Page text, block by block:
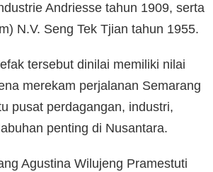
Andriesse tahun 1909, serta
N.V. Seng Tek Tjian tahun 1955.
tersebut dinilai memiliki nilai
merekam perjalanan Semarang
pusat perdagangan, industri,
penting di Nusantara.
Agustina Wilujeng Pramestuti